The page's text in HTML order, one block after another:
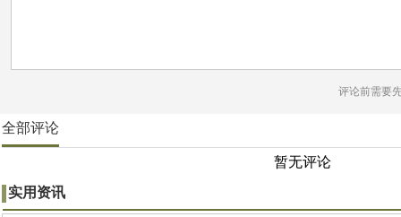
评论前需要
全部评论
暂无评论
实用资讯